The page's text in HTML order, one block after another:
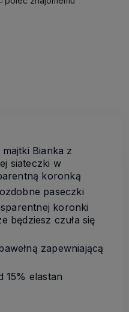
Bianka z
siateczki w
koronką
paseczki
koronki
będziesz czuła się
zapewniającą
15% elastan